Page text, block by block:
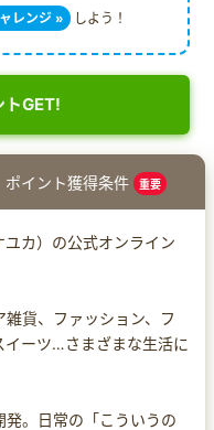
レンジ » しよう！
トGET!
ポイント獲得条件 重要
カ）の公式オンライン
貨、ファッション、フ
イーツ…さまざまな生活に
。日常の「こういうの